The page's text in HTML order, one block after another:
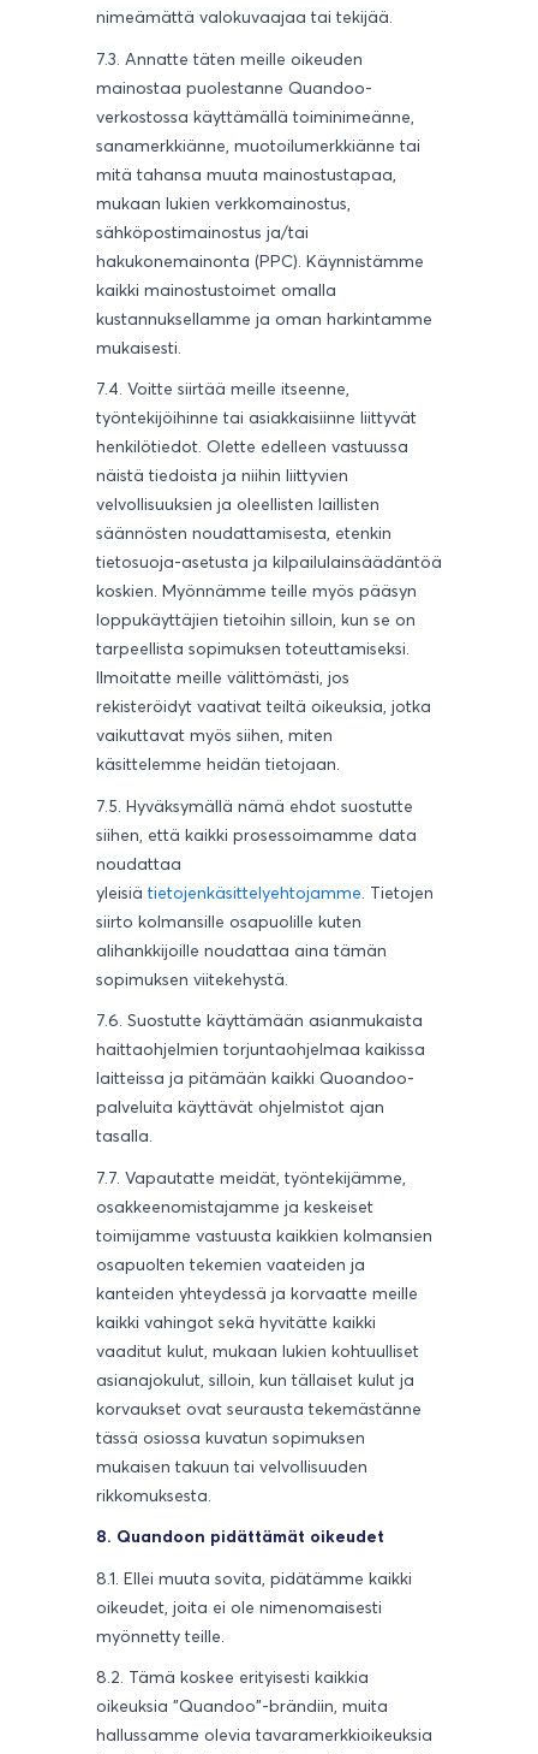
nimeämättä valokuvaajaa tai tekijää.
7.3. Annatte täten meille oikeuden
mainostaa puolestanne Quandoo-
verkostossa käyttämällä toiminimeänne,
sanamerkkiänne, muotoilumerkkiänne tai
mitä tahansa muuta mainostustapaa,
mukaan lukien verkkomainostus,
sähköpostimainostus ja/tai
hakukonemainonta (PPC). Käynnistämme
kaikki mainostustoimet omalla
kustannuksellamme ja oman harkintamme
mukaisesti.
7.4. Voitte siirtää meille itseenne,
työntekijöihinne tai asiakkaisiinne liittyvät
henkilötiedot. Olette edelleen vastuussa
näistä tiedoista ja niihin liittyvien
velvollisuuksien ja oleellisten laillisten
säännösten noudattamisesta, etenkin
tietosuoja-asetusta ja kilpailulainsäädäntöä
koskien. Myönnämme teille myös pääsyn
loppukäyttäjien tietoihin silloin, kun se on
tarpeellista sopimuksen toteuttamiseksi.
Ilmoitatte meille välittömästi, jos
rekisteröidyt vaativat teiltä oikeuksia, jotka
vaikuttavat myös siihen, miten
käsittelemme heidän tietojaan.
7.5. Hyväksymällä nämä ehdot suostutte
siihen, että kaikki prosessoimamme data
noudattaa
yleisiä tietojenkäsittelyehtojamme . Tietojen
siirto kolmansille osapuolille kuten
alihankkijoille noudattaa aina tämän
sopimuksen viitekehystä.
7.6. Suostutte käyttämään asianmukaista
haittaohjelmien torjuntaohjelmaa kaikissa
laitteissa ja pitämään kaikki Quoandoo-
palveluita käyttävät ohjelmistot ajan
tasalla.
7.7. Vapautatte meidät, työntekijämme,
osakkeenomistajamme ja keskeiset
toimijamme vastuusta kaikkien kolmansien
osapuolten tekemien vaateiden ja
kanteiden yhteydessä ja korvaatte meille
kaikki vahingot sekä hyvitätte kaikki
vaaditut kulut, mukaan lukien kohtuulliset
asianajokulut, silloin, kun tällaiset kulut ja
korvaukset ovat seurausta tekemästänne
tässä osiossa kuvatun sopimuksen
mukaisen takuun tai velvollisuuden
rikkomuksesta.
8. Quandoon pidättämät oikeudet
8.1. Ellei muuta sovita, pidätämme kaikki
oikeudet, joita ei ole nimenomaisesti
myönnetty teille.
8.2. Tämä koskee erityisesti kaikkia
oikeuksia "Quandoo"-brändiin, muita
hallussamme olevia tavaramerkkioikeuksia